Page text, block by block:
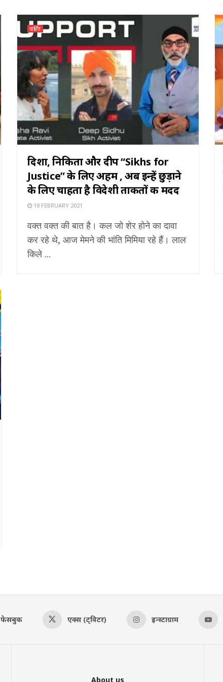
चर्चित
दिशा, निकिता और दीप “Sikhs for
Justice” के लिए अहम , अब इन्हें छुड़ाने
के लिए चाहता है विदेशी ताकतों की मदद
18 FEBRUARY 2021
वक्त वक्त की बात है। कल जो शेर होने का दावा
कर रहे थे, आज मेमने की भांति मिमिया रहे हैं। लाल
किले ...
फेसबुक एक्स (ट्विटर) इन्स्टाग्राम
About us